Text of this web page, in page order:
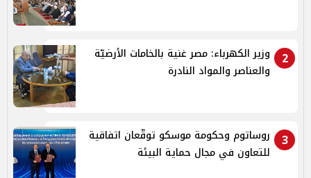
2
وزير الكهرباء: مصر غنية بالخامات الأرضيّة
والعناصر والمواد النادرة
3
روساتوم وحكومة موسكو توقّعان اتفاقية
للتعاون في مجال حماية البيئة